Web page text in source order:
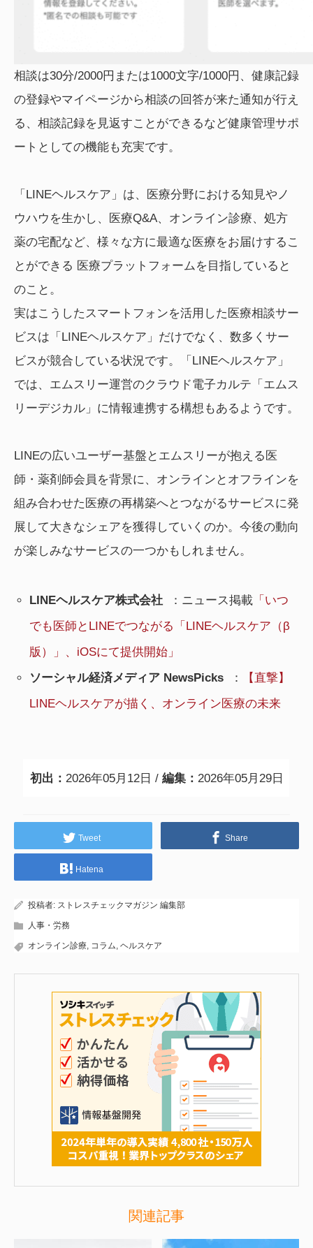
相談は30分/2000円または1000文字/1000円、健康記録
の登録やマイページから相談の回答が来た通知が行え
る、相談記録を見返すことができるなど健康管理サポ
ートとしての機能も充実です。
「LINEヘルスケア」は、医療分野における知見やノ
ウハウを生かし、医療Q&A、オンライン診療、処方
薬の宅配など、様々な方に最適な医療をお届けするこ
とができる 医療プラットフォームを目指していると
のこと。
実はこうしたスマートフォンを活用した医療相談サー
ビスは「LINEヘルスケア」だけでなく、数多くサー
ビスが競合している状況です。「LINEヘルスケア」
では、エムスリー運営のクラウド電子カルテ「エムス
リーデジカル」に情報連携する構想もあるようです。
LINEの広いユーザー基盤とエムスリーが抱える医
師・薬剤師会員を背景に、オンラインとオフラインを
組み合わせた医療の再構築へとつながるサービスに発
展して大きなシェアを獲得していくのか。今後の動向
が楽しみなサービスの一つかもしれません。
LINEヘルスケア株式会社 ：ニュース掲載 「いつ
でも医師とLINEでつながる「LINEヘルスケア（β
版）」、iOSにて提供開始」
ソーシャル経済メディア NewsPicks ：
【直撃】
LINEヘルスケアが描く、オンライン医療の未来
初出： 2026年05月12日 / 編集： 2026年05月29日
Tweet Share
Hatena
投稿者: ストレスチェックマガジン 編集部
人事・労務
オンライン診療, コラム, ヘルスケア
関連記事